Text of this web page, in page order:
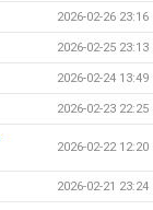
2026-02-26 23:16
2026-02-25 23:13
2026-02-24 13:49
2026-02-23 22:25
2026-02-22 12:20
2026-02-21 23:24